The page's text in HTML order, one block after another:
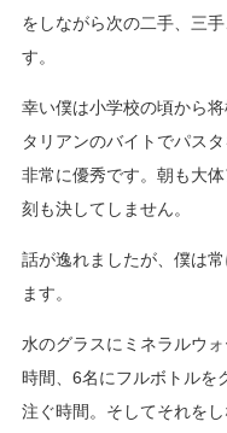
をしながら次の二手、三
す。
幸い僕は小学校の頃から
タリアンのバイトでパス
非常に優秀です。朝も大
刻も決してしません。
話が逸れましたが、僕は
ます。
水のグラスにミネラルウ
時間、6名にフルボトルを
注ぐ時間。そしてそれを